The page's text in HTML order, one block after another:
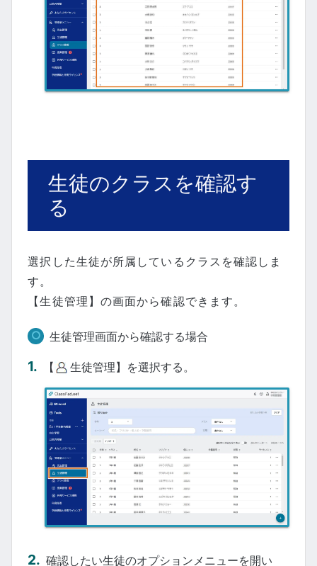
生徒のクラスを確認す
る
選択した生徒が所属しているクラスを確認しま
す。
【生徒管理】の画面から確認できます。
生徒管理画面から確認する場合
【 生徒管理】を選択する。
確認したい生徒のオプションメニューを開い